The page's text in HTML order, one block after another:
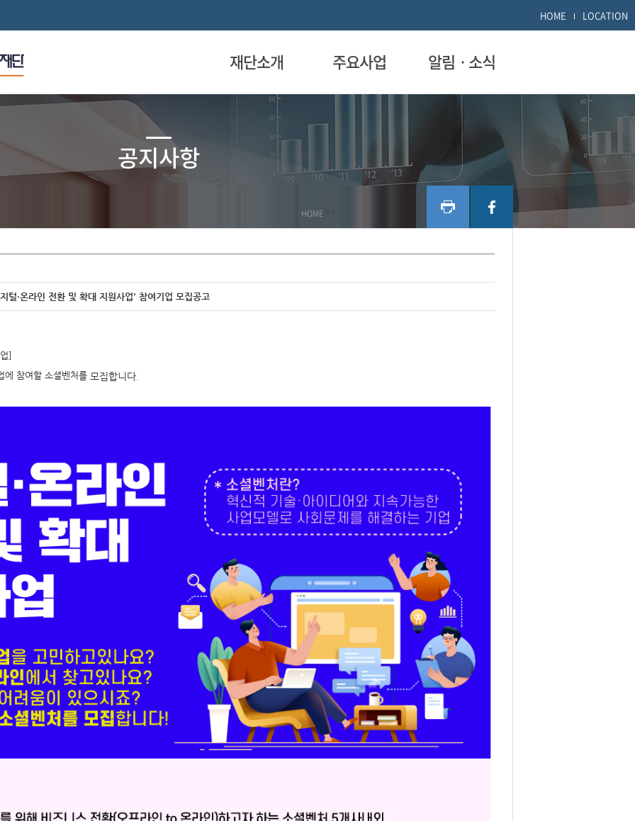
HOME LOCATION
재단소개 주요사업 알림ㆍ소식
공지사항
HOME > >
털·온라인 전환 및 확대 지원사업' 참여기업 모집공고
]
에 참여할 소셜벤처를 모집합니다.